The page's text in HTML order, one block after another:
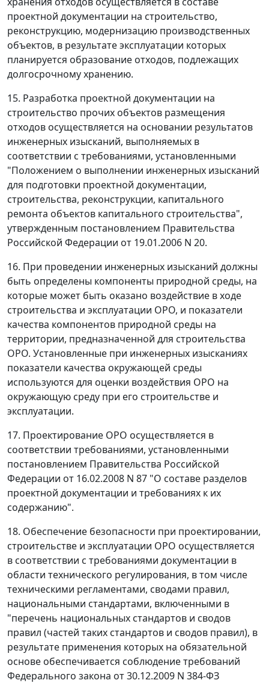
проектной документации на строительство,
реконструкцию, модернизацию производственных
объектов, в результате эксплуатации которых
планируется образование отходов, подлежащих
долгосрочному хранению.
15. Разработка проектной документации на
строительство прочих объектов размещения
отходов осуществляется на основании результатов
инженерных изысканий, выполняемых в
соответствии с требованиями, установленными
"Положением о выполнении инженерных изысканий
для подготовки проектной документации,
строительства, реконструкции, капитального
ремонта объектов капитального строительства",
утвержденным постановлением Правительства
Российской Федерации от 19.01.2006 N 20.
16. При проведении инженерных изысканий должны
быть определены компоненты природной среды, на
которые может быть оказано воздействие в ходе
строительства и эксплуатации ОРО, и показатели
качества компонентов природной среды на
территории, предназначенной для строительства
ОРО. Установленные при инженерных изысканиях
показатели качества окружающей среды
используются для оценки воздействия ОРО на
окружающую среду при его строительстве и
эксплуатации.
17. Проектирование ОРО осуществляется в
соответствии требованиями, установленными
постановлением Правительства Российской
Федерации от 16.02.2008 N 87 "О составе разделов
проектной документации и требованиях к их
содержанию".
18. Обеспечение безопасности при проектировании,
строительстве и эксплуатации ОРО осуществляется
в соответствии с требованиями документации в
области технического регулирования, в том числе
техническими регламентами, сводами правил,
национальными стандартами, включенными в
"перечень национальных стандартов и сводов
правил (частей таких стандартов и сводов правил), в
результате применения которых на обязательной
основе обеспечивается соблюдение требований
Федерального закона от 30.12.2009 N 384-ФЗ